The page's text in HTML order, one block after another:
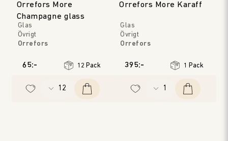
Orrefors More
Champagne glass
Glas
Övrigt
Orrefors
65:- 12 Pack
Orrefors More Karaff
Glas
Övrigt
Orrefors
395:- 1 Pack